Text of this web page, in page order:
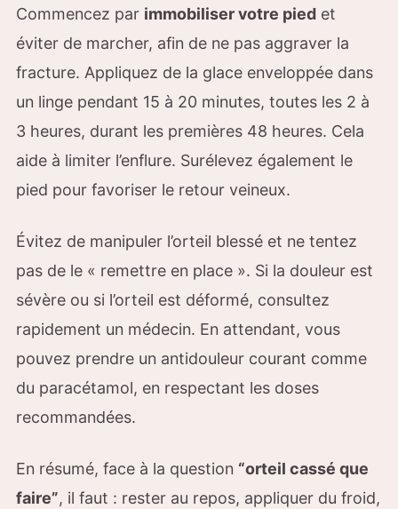
Commencez par immobiliser votre pied et
éviter de marcher, afin de ne pas aggraver la
fracture. Appliquez de la glace enveloppée dans
un linge pendant 15 à 20 minutes, toutes les 2 à
3 heures, durant les premières 48 heures. Cela
aide à limiter l’enflure. Surélevez également le
pied pour favoriser le retour veineux.
Évitez de manipuler l’orteil blessé et ne tentez
pas de le « remettre en place ». Si la douleur est
sévère ou si l’orteil est déformé, consultez
rapidement un médecin. En attendant, vous
pouvez prendre un antidouleur courant comme
du paracétamol, en respectant les doses
recommandées.
En résumé, face à la question “orteil cassé que
faire”, il faut : rester au repos, appliquer du froid,